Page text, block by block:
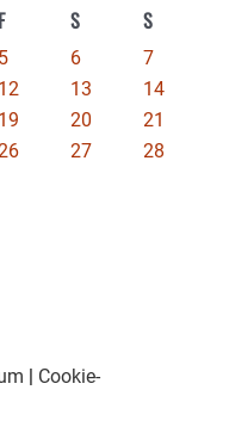
F S S
5 6
7
12 13
14
19 20
21
27
28
| Cookie-